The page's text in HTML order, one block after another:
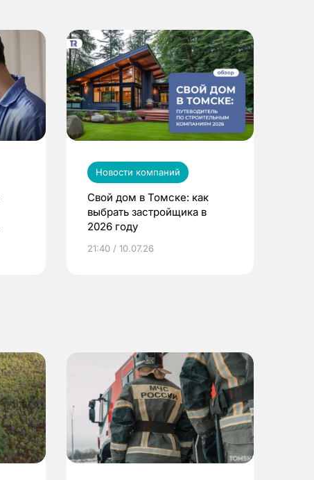
Новости компаний
Свой дом в Томске: как
выбрать застройщика в
2026 году
21:40 / 10.07.26